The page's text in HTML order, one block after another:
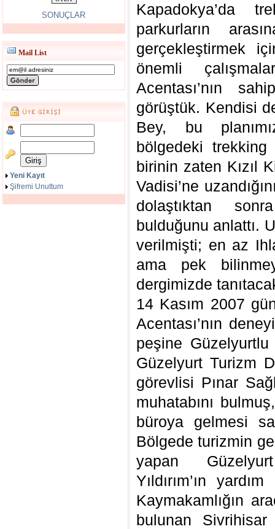
SONUÇLAR
Mail List
Yeni Kayıt
Şifremi Unuttum
Kapadokya’da
parkurların
gerçekleştirmek
önemli
Acentası’nın
görüştük. Kendisi
Bey, bu
bölgedeki trekking
birinin zaten Kızıl
Vadisi’ne
dolaştıktan
bulduğunu anlattı.
verilmişti; en az
ama pek
dergimizde
14 Kasım 2007
Acentası’nın
peşine Güzelyurtlu
Güzelyurt Turizm
görevlisi Pınar
muhatabını
büroya gelmesi
Bölgede turizmin
yapan
Yıldırım’ın
Kaymakamlığın
bulunan